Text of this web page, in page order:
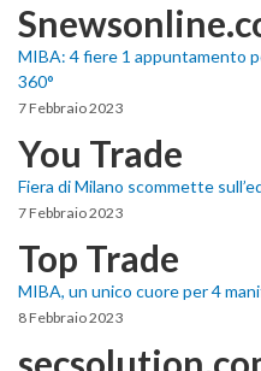
MIBA: 4 fiere 1 appuntamento
360°
7 Febbraio 2023
You Trade
Fiera di Milano scommette
7 Febbraio 2023
Top Trade
MIBA, un unico cuore per 4
8 Febbraio 2023